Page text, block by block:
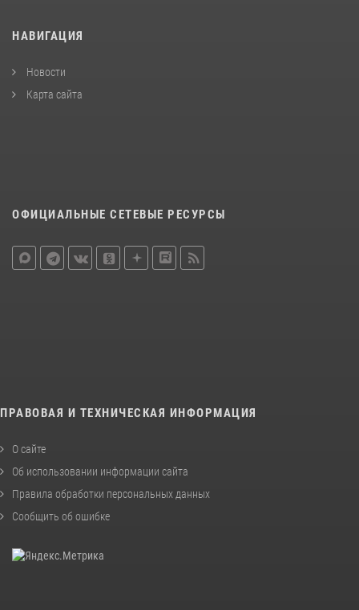
НАВИГАЦИЯ
Новости
Карта сайта
ОФИЦИАЛЬНЫЕ СЕТЕВЫЕ РЕСУРСЫ
ПРАВОВАЯ И ТЕХНИЧЕСКАЯ ИНФОРМАЦИЯ
О сайте
Об использовании информации сайта
Правила обработки персональных данных
Сообщить об ошибке